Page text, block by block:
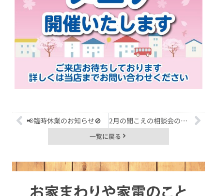
📢臨時休業のお知らせ🚫 2月の聞こえの相談会のお知らせ🦻
一覧に戻る